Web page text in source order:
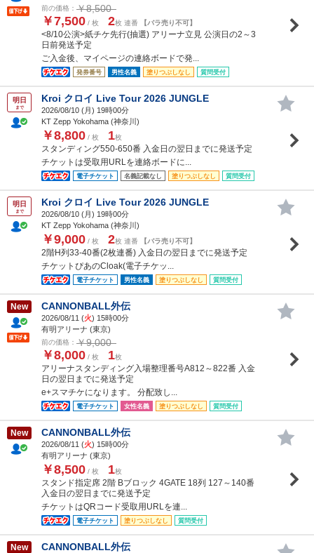
前の価格： ￥8,500
￥7,500 / 枚 2枚 連番 【バラ売り不可】
<8/10公演>紙チケ先行(抽選) アリーナ立見 公演日の2～3
日前発送予定
ご入金後、マイページの連絡ボードで発...
発券番号 男性名義 塗りつぶしなし 質問受付
明日
まで
Kroi クロイ Live Tour 2026 JUNGLE
2026/08/10 (月) 19時00分
KT Zepp Yokohama (神奈川)
￥8,800 / 枚 1枚
スタンディング550-650番 入金日の翌日までに発送予定
チケットは受取用URLを連絡ボードに...
電子チケット 名義記載なし 塗りつぶしなし 質問受付
明日
まで
Kroi クロイ Live Tour 2026 JUNGLE
2026/08/10 (月) 19時00分
KT Zepp Yokohama (神奈川)
￥9,000 / 枚 2枚 連番 【バラ売り不可】
2階H列33-40番(2枚連番) 入金日の翌日までに発送予定
チケットぴあのCloak(電子チケッ...
電子チケット 男性名義 塗りつぶしなし 質問受付
New CANNONBALL外伝
2026/08/11 (火) 15時00分
有明アリーナ (東京)
前の価格： ￥9,000
￥8,000 / 枚 1枚
アリーナスタンディング入場整理番号A812～822番 入金
日の翌日までに発送予定
e+スマチケになります。 分配致し...
電子チケット 女性名義 塗りつぶしなし 質問受付
New CANNONBALL外伝
2026/08/11 (火) 15時00分
有明アリーナ (東京)
￥8,500 / 枚 1枚
スタンド指定席 2階 Bブロック 4GATE 18列 127～140番
入金日の翌日までに発送予定
チケットはQRコード受取用URLを連...
電子チケット 塗りつぶしなし 質問受付
New CANNONBALL外伝